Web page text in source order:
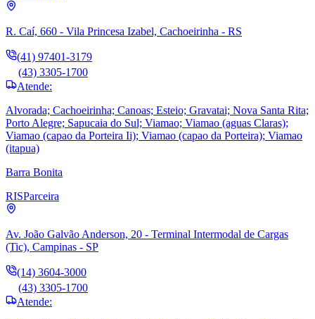
R. Caí, 660 - Vila Princesa Izabel, Cachoeirinha - RS
(41) 97401-3179
(43) 3305-1700
Atende:
Alvorada; Cachoeirinha; Canoas; Esteio; Gravatai; Nova Santa Rita;
Porto Alegre; Sapucaia do Sul; Viamao; Viamao (aguas Claras);
Viamao (capao da Porteira Ii); Viamao (capao da Porteira); Viamao
(itapua)
Barra Bonita
RISParceira
Av. João Galvão Anderson, 20 - Terminal Intermodal de Cargas
(Tic), Campinas - SP
(14) 3604-3000
(43) 3305-1700
Atende: